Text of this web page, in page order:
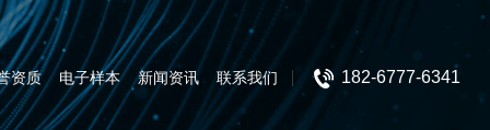
182-6777-6341
资质 电子样本 新闻资讯 联系我们